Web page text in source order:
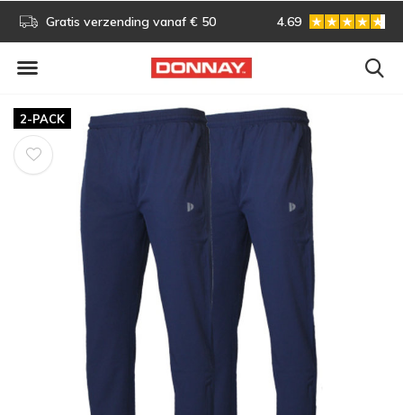
Gratis verzending vanaf € 50 Gratis omruilen
4.69
2-PACK